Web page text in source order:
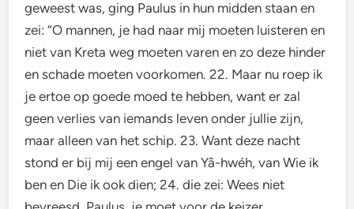
geweest was, ging Paulus in hun midden staan en
zei: “O mannen, je had naar mij moeten luisteren en
niet van Kreta weg moeten varen en zo deze hinder
en schade moeten voorkomen. 22. Maar nu roep ik
je ertoe op goede moed te hebben, want er zal
geen verlies van iemands leven onder jullie zijn,
maar alleen van het schip. 23. Want deze nacht
stond er bij mij een engel van Yâ-hwéh, van Wie ik
ben en Die ik ook dien; 24. die zei: Wees niet